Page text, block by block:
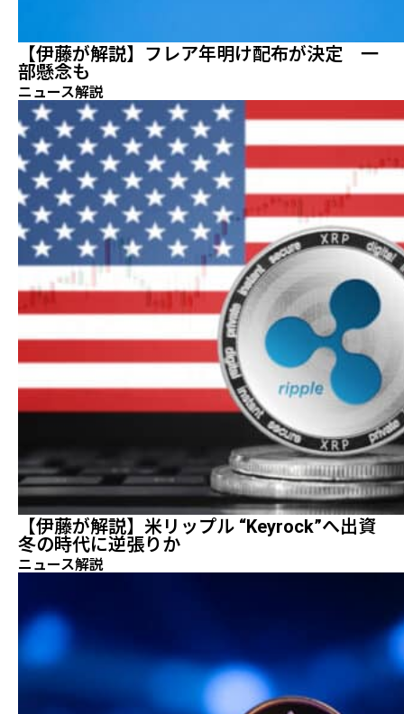
【伊藤が解説】フレア年明け配布が決定 一
部懸念も
ニュース解説
【伊藤が解説】米リップル “Keyrock”へ出資
冬の時代に逆張りか
ニュース解説